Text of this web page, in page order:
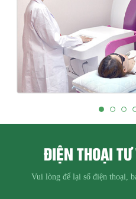
ĐIỆN THOẠI
Vui lòng để lại số điện thoại,